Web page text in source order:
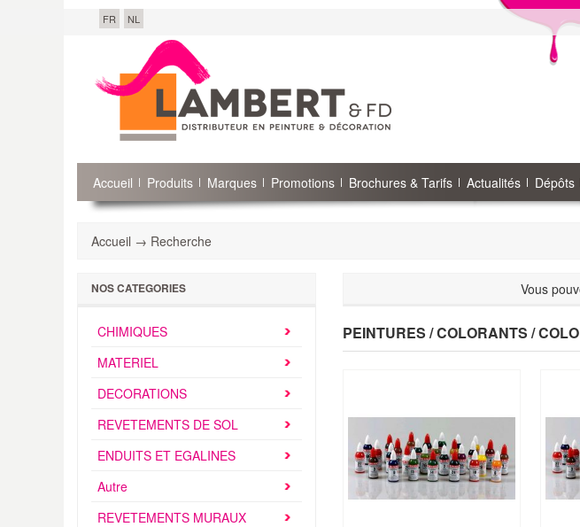
FR NL
Accueil Produits Marques Promotions Brochures & Tarifs Actualités Dépôts
Accueil → Recherche
NOS CATEGORIES
CHIMIQUES
MATERIEL
DECORATIONS
REVETEMENTS DE SOL
ENDUITS ET EGALINES
Autre
REVETEMENTS MURAUX
Vous
PEINTURES / COLORANTS /